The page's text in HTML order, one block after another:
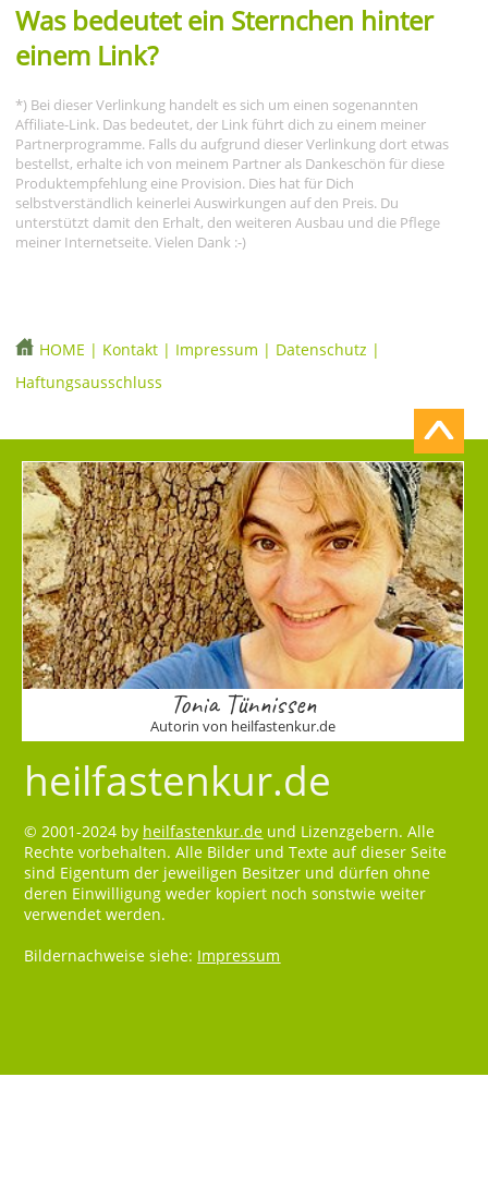
Was bedeutet ein Sternchen hinter
einem Link?
*) Bei dieser Verlinkung handelt es sich um einen sogenannten
Affiliate-Link. Das bedeutet, der Link führt dich zu einem meiner
Partnerprogramme. Falls du aufgrund dieser Verlinkung dort etwas
bestellst, erhalte ich von meinem Partner als Dankeschön für diese
Produktempfehlung eine Provision. Dies hat für Dich
selbstverständlich keinerlei Auswirkungen auf den Preis. Du
unterstützt damit den Erhalt, den weiteren Ausbau und die Pflege
meiner Internetseite. Vielen Dank :-)
HOME | Kontakt | Impressum | Datenschutz |
Haftungsausschluss
Tonia Tünnissen
Autorin von heilfastenkur.de
heilfastenkur.de
© 2001-2024 by heilfastenkur.de und Lizenzgebern. Alle
Rechte vorbehalten. Alle Bilder und Texte auf dieser Seite
sind Eigentum der jeweiligen Besitzer und dürfen ohne
deren Einwilligung weder kopiert noch sonstwie weiter
verwendet werden.
Bildernachweise siehe: Impressum